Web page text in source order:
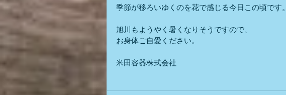
季節が移ろいゆくのを花で感じる今日この頃です。
旭川もようやく暑くなりそうですので、
お身体ご自愛ください。
米田容器株式会社